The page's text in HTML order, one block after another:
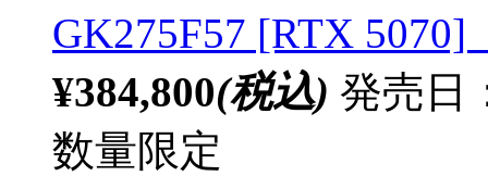
GK275F57 [RTX
¥384,800(税込) 発売日
数量限定